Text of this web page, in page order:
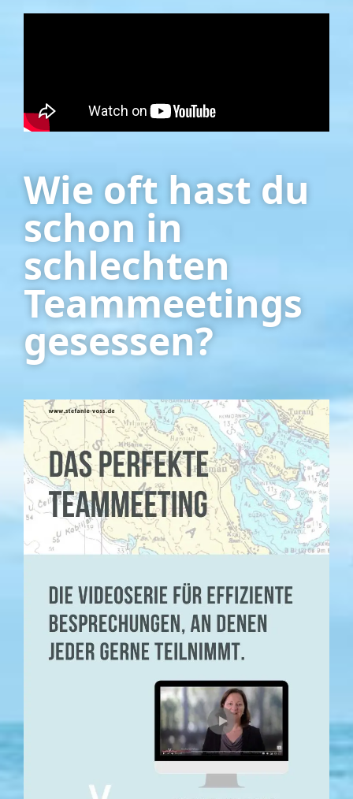
Wie oft hast du
schon in
schlechten
Teammeetings
gesessen?